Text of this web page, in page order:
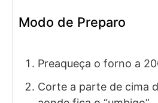
Modo de Preparo
Preaqueça o forno a
Corte a parte de cima